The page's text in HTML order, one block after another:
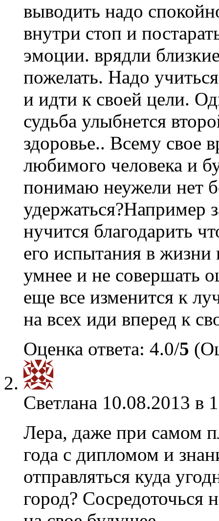
выводить надо
внутри стоп и
эмоции. врядли
пожелать. Надо
и идти к своей цели.
судьба улыбнется
здоровье.. Всему свое
любимого человека и
понимаю неужели нет
удержаться?Например
нучится благодарить
его испытания в жизни
умнее и не совершать
еще все изменится к
на всех иди вперед к
Оценка ответа: 4.0/5
Светлана 10.08.2013 в
Лера, даже при самом
года с дипломом и
отправляться куда
город? Сосредоточься